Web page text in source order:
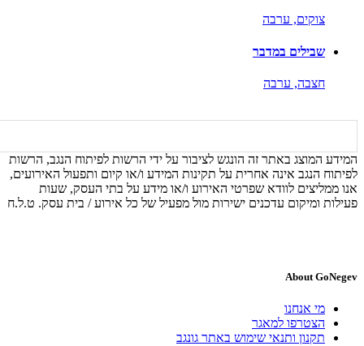
צוקים, ערבה
שבילים במדבר
חצבה, ערבה
המידע המוצג באתר זה הונגש לציבור על ידי הרשות לפיתוח הנגב, הרשות
לפיתוח הנגב אינה אחרית על תקינות המידע ו/או קיום ותפעול האירועים,
אנו ממליצים לוודא שפרטי האירוע ו/או מידע על בתי העסק, שעות
פעילות ומיקום עדכנים ישירות מול מפעיל של כל אירוע / בית עסק. ט.ל.ח
About GoNegev
מי אנחנו
הצטרפו למאגר
תקנון ותנאי שימוש באתר גונגב